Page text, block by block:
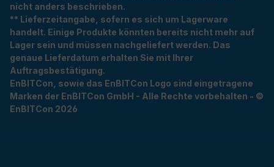
nicht anders beschrieben.
** Lieferzeitangabe, sofern es sich um Lagerware
handelt. Einige Produkte könnten bereits nicht mehr auf
Lager sein und müssen nachgeliefert werden. Das
genaue Lieferdatum erhalten Sie mit Ihrer
Auftragsbestätigung.
EnBITCon, sowie das EnBITCon Logo sind eingetragene
Marken der EnBITCon GmbH - Alle Rechte vorbehalten - ©
EnBITCon 2026